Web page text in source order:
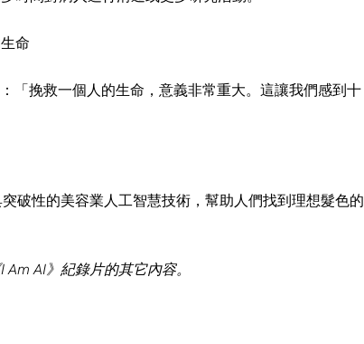
命
「挽救一個人的生命，意義非常重大。這讓我們感到十
破性的美容業人工智慧技術，幫助人們找到理想髮色的
I Am AI》紀錄片的其它內容。